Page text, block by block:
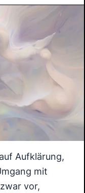
Aufklärung,
mit
vor,